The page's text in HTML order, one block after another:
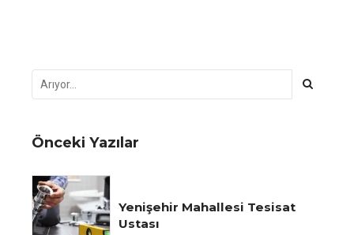
Önceki Yazılar
Yenişehir Mahallesi Tesisat
Ustası